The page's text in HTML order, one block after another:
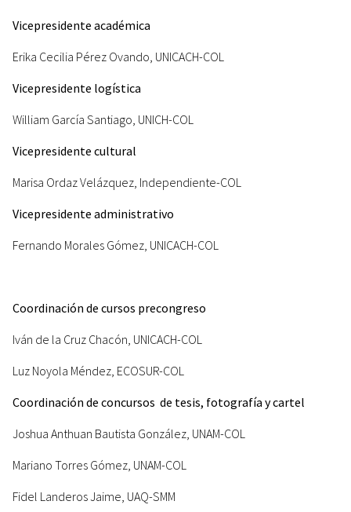
Vicepresidente académica
Erika Cecilia Pérez Ovando, UNICACH-COL
Vicepresidente logística
William García Santiago, UNICH-COL
Vicepresidente cultural
Marisa Ordaz Velázquez, Independiente-COL
Vicepresidente administrativo
Fernando Morales Gómez, UNICACH-COL
Coordinación de cursos precongreso
Iván de la Cruz Chacón, UNICACH-COL
Luz Noyola Méndez, ECOSUR-COL
Coordinación de concursos de tesis, fotografía y cartel
Joshua Anthuan Bautista González, UNAM-COL
Mariano Torres Gómez, UNAM-COL
Fidel Landeros Jaime, UAQ-SMM